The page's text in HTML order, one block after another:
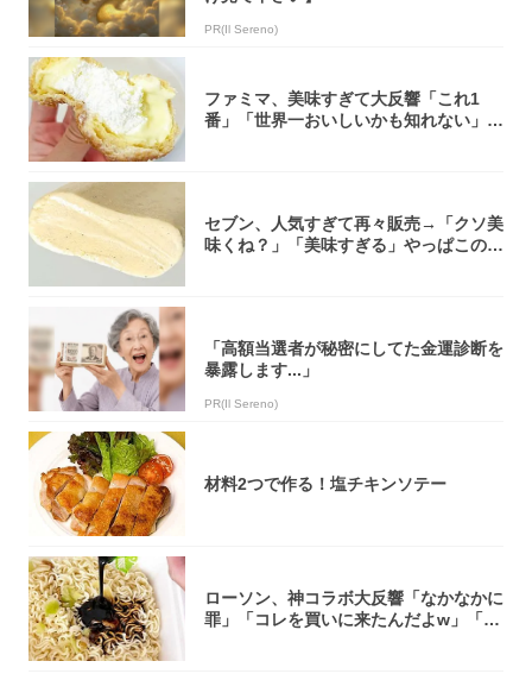
PR(Il Sereno)
ファミマ、美味すぎて大反響「これ1
番」「世界一おいしいかも知れない」
セブン、人気すぎて再々販売→「クソ美
味くね？」「美味すぎる」やっぱこのク
「高額当選者が秘密にしてた金運診断を
暴露します...」
PR(Il Sereno)
材料2つで作る！塩チキンソテー
ローソン、神コラボ大反響「なかなかに
罪」「コレを買いに来たんだよw」「３